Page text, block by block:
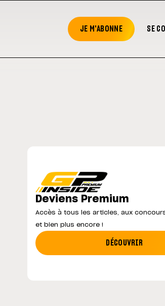
JE M'ABONNE SE
MotoGP : les cinq
Deviens Premium
Accès à tous les articles, aux
et bien plus encore !
DÉCOUVRIR